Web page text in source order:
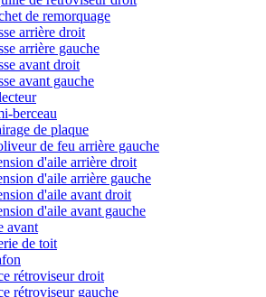
de remorquage
arrière droit
arrière gauche
avant droit
avant gauche
berceau
de plaque
de feu arrière gauche
d'aile arrière droit
d'aile arrière gauche
d'aile avant droit
d'aile avant gauche
avant
de toit
rétroviseur droit
rétroviseur gauche